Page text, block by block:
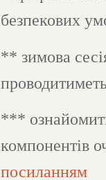
безпекових
** зимова
***
компонентів
посиланням